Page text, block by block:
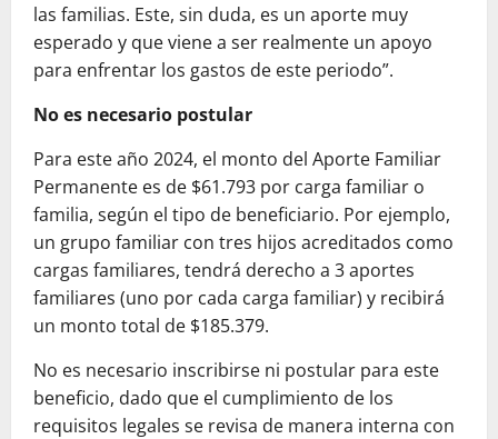
las familias. Este, sin duda, es un aporte muy
esperado y que viene a ser realmente un apoyo
para enfrentar los gastos de este periodo”.
No es necesario postular
Para este año 2024, el monto del Aporte Familiar
Permanente es de $61.793 por carga familiar o
familia, según el tipo de beneficiario. Por ejemplo,
un grupo familiar con tres hijos acreditados como
cargas familiares, tendrá derecho a 3 aportes
familiares (uno por cada carga familiar) y recibirá
un monto total de $185.379.
No es necesario inscribirse ni postular para este
beneficio, dado que el cumplimiento de los
requisitos legales se revisa de manera interna con